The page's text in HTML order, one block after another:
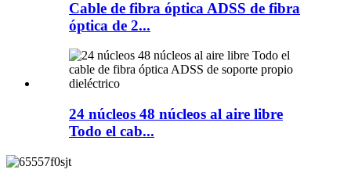
Cable de fibra óptica ADSS de fibra
óptica de 2...
24 núcleos 48 núcleos al aire libre
Todo el cab...